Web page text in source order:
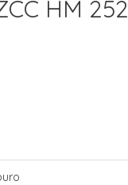
HM 252